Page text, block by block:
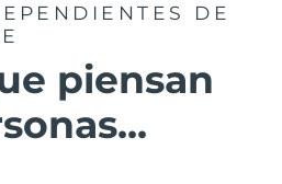
DE
piensan